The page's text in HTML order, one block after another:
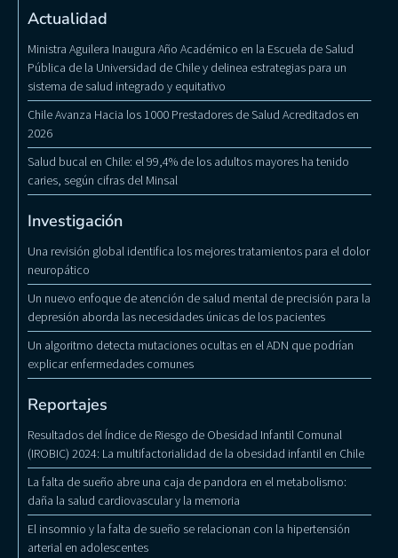
Actualidad
Ministra Aguilera Inaugura Año Académico en la Escuela de Salud
Pública de la Universidad de Chile y delinea estrategias para un
sistema de salud integrado y equitativo
Chile Avanza Hacia los 1000 Prestadores de Salud Acreditados en
2026
Salud bucal en Chile: el 99,4% de los adultos mayores ha tenido
caries, según cifras del Minsal
Investigación
Una revisión global identifica los mejores tratamientos para el dolor
neuropático
Un nuevo enfoque de atención de salud mental de precisión para la
depresión aborda las necesidades únicas de los pacientes
Un algoritmo detecta mutaciones ocultas en el ADN que podrían
explicar enfermedades comunes
Reportajes
Resultados del Índice de Riesgo de Obesidad Infantil Comunal
(IROBIC) 2024: La multifactorialidad de la obesidad infantil en Chile
La falta de sueño abre una caja de pandora en el metabolismo:
daña la salud cardiovascular y la memoria
El insomnio y la falta de sueño se relacionan con la hipertensión
arterial en adolescentes